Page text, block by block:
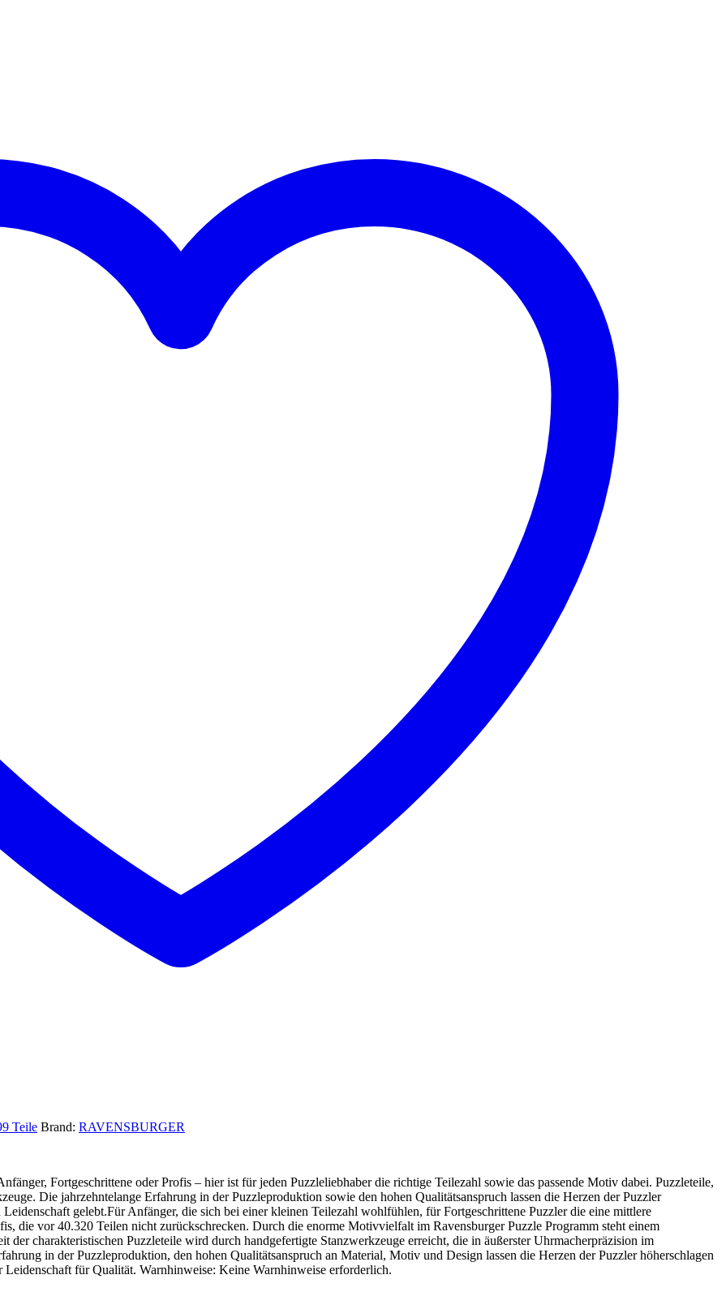
Teile Brand: RAVENSBURGER
Fortgeschrittene oder Profis – hier ist für jeden Puzzleliebhaber die richtige Teilezahl sowie das passende Motiv dabei. Puzzleteile,
Die jahrzehntelange Erfahrung in der Puzzleproduktion sowie den hohen Qualitätsanspruch lassen die Herzen der Puzzler
gelebt.Für Anfänger, die sich bei einer kleinen Teilezahl wohlfühlen, für Fortgeschrittene Puzzler die eine mittlere
die vor 40.320 Teilen nicht zurückschrecken. Durch die enorme Motivvielfalt im Ravensburger Puzzle Programm steht einem
charakteristischen Puzzleteile wird durch handgefertigte Stanzwerkzeuge erreicht, die in äußerster Uhrmacherpräzision im
in der Puzzleproduktion, den hohen Qualitätsanspruch an Material, Motiv und Design lassen die Herzen der Puzzler höherschlagen
Leidenschaft für Qualität. Warnhinweise: Keine Warnhinweise erforderlich.